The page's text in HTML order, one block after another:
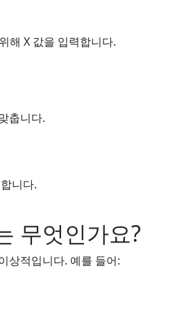
해 X 값을 입력합니다.
춥니다.
니다.
무엇인가요?
상적입니다. 예를 들어: